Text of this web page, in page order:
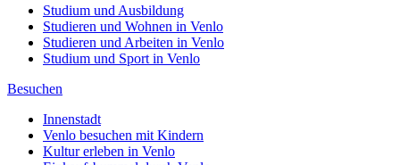
Studium und Ausbildung
Studieren und Wohnen in Venlo
Studieren und Arbeiten in Venlo
Studium und Sport in Venlo
Besuchen
Innenstadt
Venlo besuchen mit Kindern
Kultur erleben in Venlo